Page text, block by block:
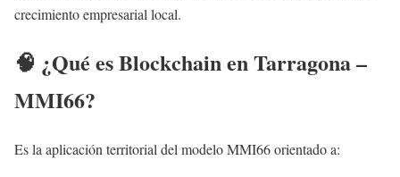
crecimiento empresarial local.
🧠 ¿Qué es Blockchain en Tarragona –
MMI66?
Es la aplicación territorial del modelo MMI66 orientado a: